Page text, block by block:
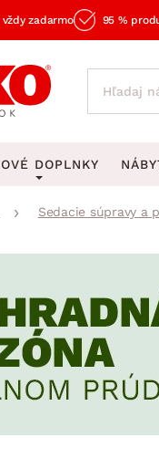
zadarmo 95 %
izba
DOPLNKY
Sedacie súpravy a